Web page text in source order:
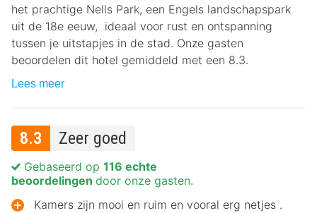
het prachtige Nells Park, een Engels landschapspark
uit de 18e eeuw, ideaal voor rust en ontspanning
tussen je uitstapjes in de stad. Onze gasten
beoordelen dit hotel gemiddeld met een 8.3.
Lees meer
8.3 Zeer goed
Gebaseerd op 116 echte
beoordelingen door onze gasten.
Kamers zijn mooi en ruim en vooral erg netjes .